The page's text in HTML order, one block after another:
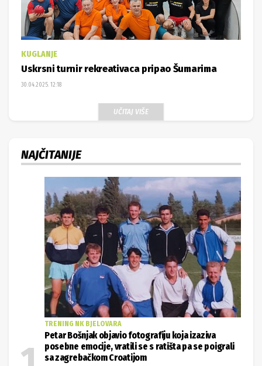
KUGLANJE
Uskrsni turnir rekreativaca pripao Šumarima
30.04.2025. 12:18
UČITAJ VIŠE
NAJČITANIJE
TRENING NK BJELOVARA
Petar Bošnjak objavio fotografiju koja izaziva
posebne emocije, vratili se s ratišta pa se poigrali
sa zagrebačkom Croatijom